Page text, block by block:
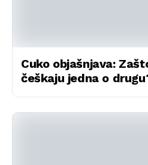
Cuko objašnjava:
češkaju jedna o